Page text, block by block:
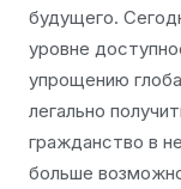
будущего.
уровне
упрощению
легально
гражданство в
больше